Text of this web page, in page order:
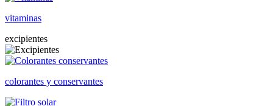
vitaminas
excipientes
colorantes y conservantes